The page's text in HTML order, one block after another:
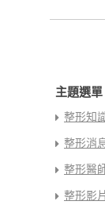
主題選單
整形知
整形消
整形醫
整形影片